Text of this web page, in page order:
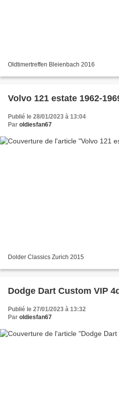
Oldtimertreffen Bleienbach 2016
Volvo 121 estate 1962-
Publié le 28/01/2023 à 13:04
Par oldiesfan67
Dolder Classics Zurich 2015
Dodge Dart Custom VIP
Publié le 27/01/2023 à 13:32
Par oldiesfan67